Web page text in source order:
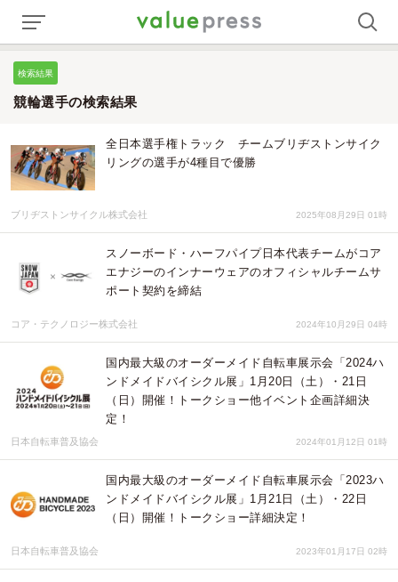
検索結果
競輪選手の検索結果
全日本選手権トラック チームブリヂストンサイク
リングの選手が4種目で優勝
ブリヂストンサイクル株式会社 2025年08月29日 01時
スノーボード・ハーフパイプ日本代表チームがコア
エナジーのインナーウェアのオフィシャルチームサ
ポート契約を締結
コア・テクノロジー株式会社 2024年10月29日 04時
国内最大級のオーダーメイド自転車展示会「2024ハ
ンドメイドバイシクル展」1月20日（土）・21日
（日）開催！トークショー他イベント企画詳細決
定！
日本自転車普及協会 2024年01月12日 01時
国内最大級のオーダーメイド自転車展示会「2023ハ
ンドメイドバイシクル展」1月21日（土）・22日
（日）開催！トークショー詳細決定！
日本自転車普及協会 2023年01月17日 02時